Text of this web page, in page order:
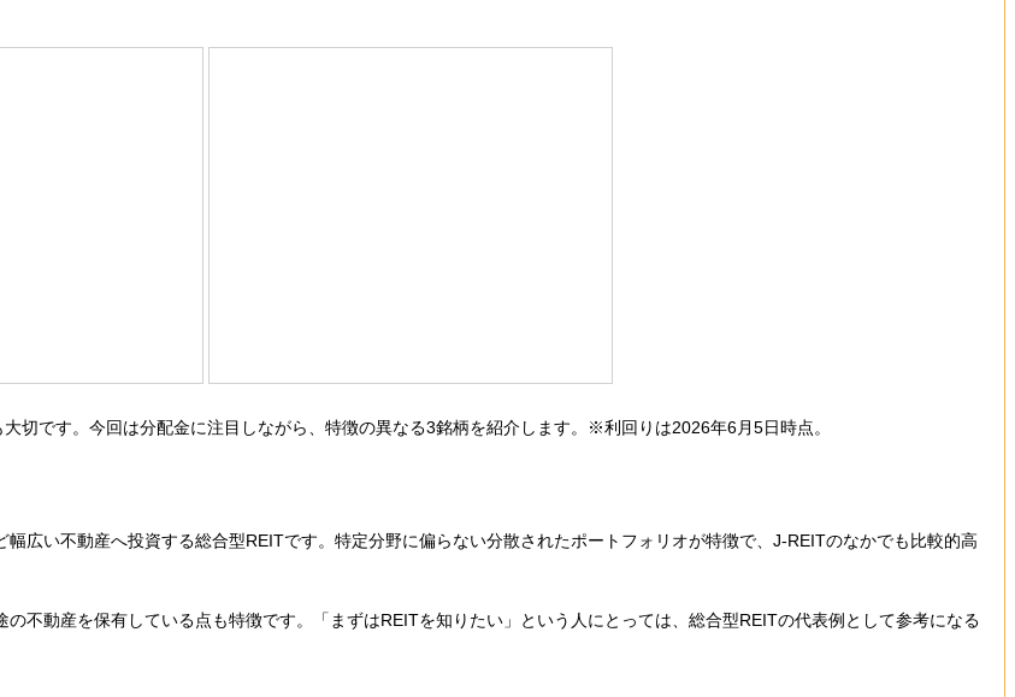
切です。今回は分配金に注目しながら、特徴の異なる3銘柄を紹介します。※利回りは2026年6月5日時点。
広い不動産へ投資する総合型REITです。特定分野に偏らない分散されたポートフォリオが特徴で、J-REITのなかでも比較的高
不動産を保有している点も特徴です。「まずはREITを知りたい」という人にとっては、総合型REITの代表例として参考になる